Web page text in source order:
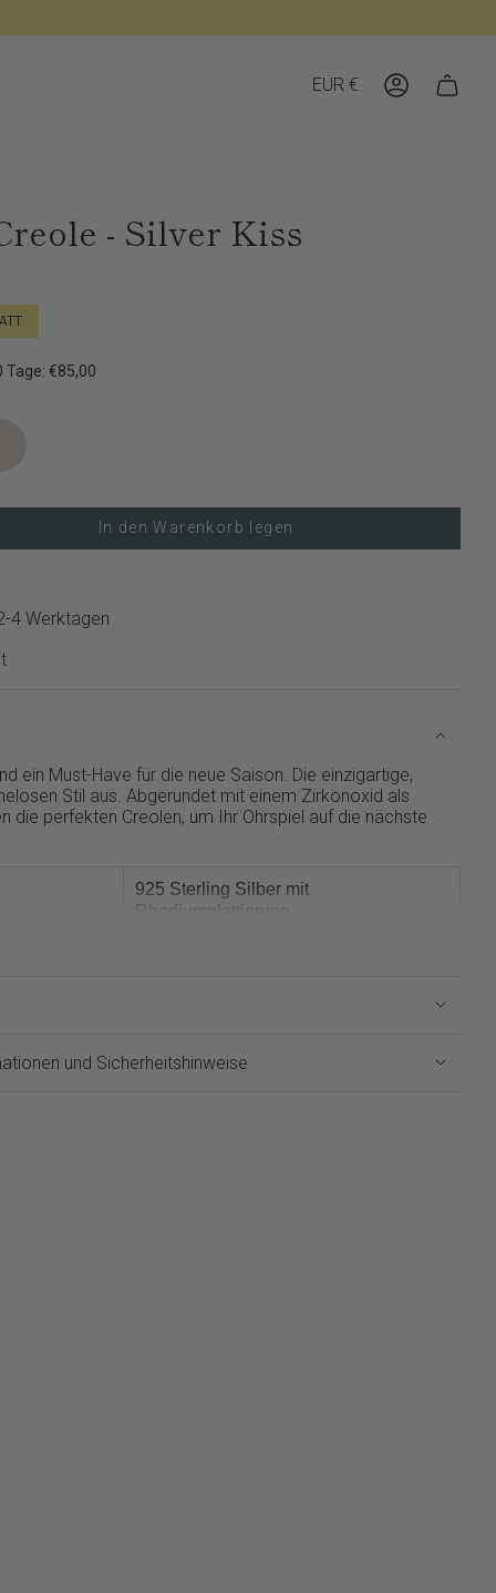
Währung
EUR € Konto
- Silver Kiss
€85,00
In den Warenkorb legen
4 Werktagen
ein Must-Have für die neue Saison. Die einzigartige,
Stil aus. Abgerundet mit einem Zirkonoxid als
die perfekten Creolen, um Ihr Ohrspiel auf die nächste
925 Sterling Silber mit
Rhodiumplattierung
und Sicherheitshinweise